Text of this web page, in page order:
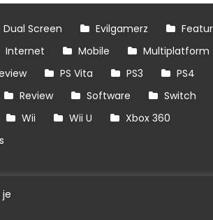
Dual Screen Evilgamerz
Internet Mobile
Multiplatform
PS Vita PS3
PS4
Review Software
Switch
Wii Wii U
Xbox 360